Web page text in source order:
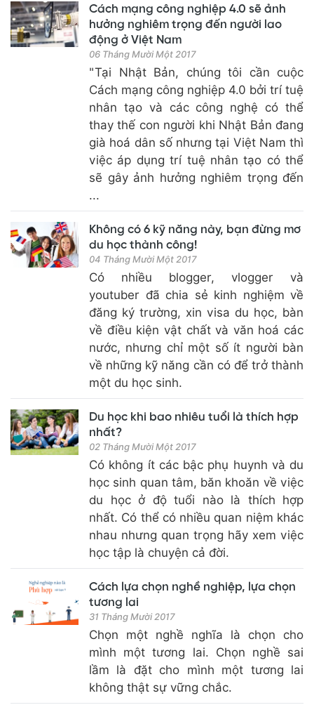
Cách mạng công nghiệp 4.0 sẽ ảnh
hưởng nghiêm trọng đến người lao
động ở Việt Nam
06 Tháng Mười Một 2017
"Tại Nhật Bản, chúng tôi cần cuộc
Cách mạng công nghiệp 4.0 bởi trí tuệ
nhân tạo và các công nghệ có thể
thay thế con người khi Nhật Bản đang
già hoá dân số nhưng tại Việt Nam thì
việc áp dụng trí tuệ nhân tạo có thể
sẽ gây ảnh hưởng nghiêm trọng đến
...
Không có 6 kỹ năng này, bạn đừng mơ
du học thành công!
04 Tháng Mười Một 2017
Có nhiều blogger, vlogger và
youtuber đã chia sẻ kinh nghiệm về
đăng ký trường, xin visa du học, bàn
về điều kiện vật chất và văn hoá các
nước, nhưng chỉ một số ít người bàn
về những kỹ năng cần có để trở thành
một du học sinh.
Du học khi bao nhiêu tuổi là thích hợp
nhất?
02 Tháng Mười Một 2017
Có không ít các bậc phụ huynh và du
học sinh quan tâm, băn khoăn về việc
du học ở độ tuổi nào là thích hợp
nhất. Có thể có nhiều quan niệm khác
nhau nhưng quan trọng hãy xem việc
học tập là chuyện cả đời.
Cách lựa chọn nghề nghiệp, lựa chọn
tương lai
31 Tháng Mười 2017
Chọn một nghề nghĩa là chọn cho
mình một tương lai. Chọn nghề sai
lầm là đặt cho mình một tương lai
không thật sự vững chắc.